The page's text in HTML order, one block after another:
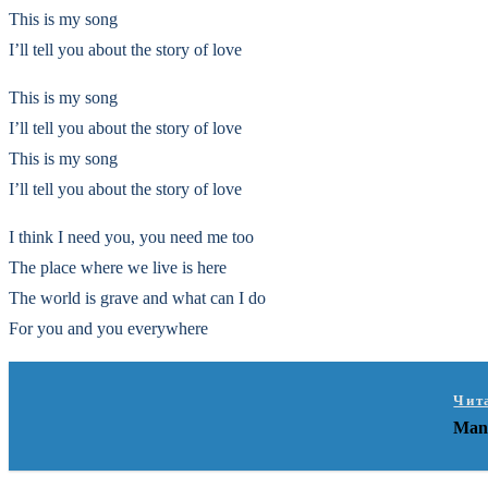
This is my song
I’ll tell you about the story of love
This is my song
I’ll tell you about the story of love
This is my song
I’ll tell you about the story of love
I think I need you, you need me too
The place where we live is here
The world is grave and what can I do
For you and you everywhere